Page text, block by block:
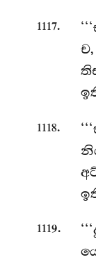
1117.
1118.
1119.